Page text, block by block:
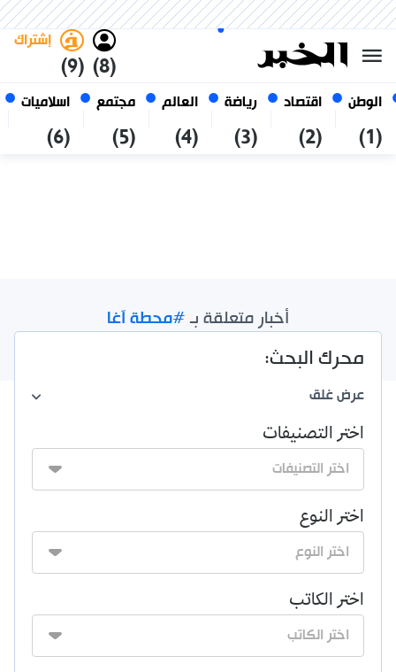
الوطن
(1)
اقتصاد
(2)
رياضة
(3)
العالم
(4)
مجتمع
(5)
اسلاميات
(6)
(8)
إشتراك
(9)
أغسطس 2026
الجزائر
أخبار متعلقة بـ#محطة آغا
محرك البحث:
عرضغلق
اختر التصنيفات
اختر النوع
اختر الكاتب